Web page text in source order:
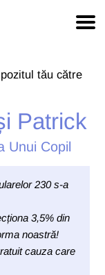
tău către
Patrick
Unui Copil
230 s-a
3,5% din
noastră!
cauza care